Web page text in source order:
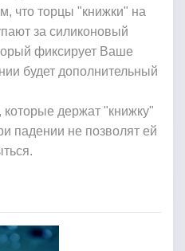
что торцы "книжки" на
за силиконовый
фиксирует Ваше
будет дополнительный
которые держат "книжку"
падении не позволят ей